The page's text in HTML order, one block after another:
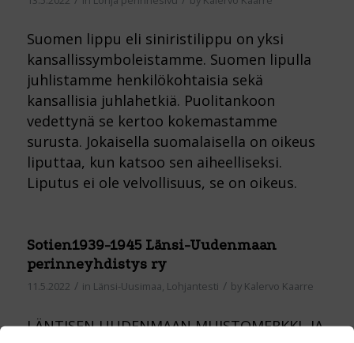
Suomen lippu eli siniristilippu on yksi
kansallissymboleistamme. Suomen lipulla
juhlistamme henkilökohtaisia sekä
kansallisia juhlahetkiä. Puolitankoon
vedettynä se kertoo kokemastamme
surusta. Jokaisella suomalaisella on oikeus
liputtaa, kun katsoo sen aiheelliseksi.
Liputus ei ole velvollisuus, se on oikeus.
Sotien1939-1945 Länsi-Uudenmaan
perinneyhdistys ry
11.5.2022 / in Länsi-Uusimaa, Lohjantesti / by Kalervo Kaarre
LÄNTISEN UUDENMAAN MUISTOMERKKI- JA